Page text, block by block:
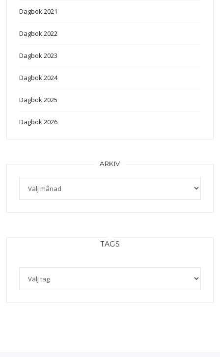
Dagbok 2021
Dagbok 2022
Dagbok 2023
Dagbok 2024
Dagbok 2025
Dagbok 2026
ARKIV
TAGS